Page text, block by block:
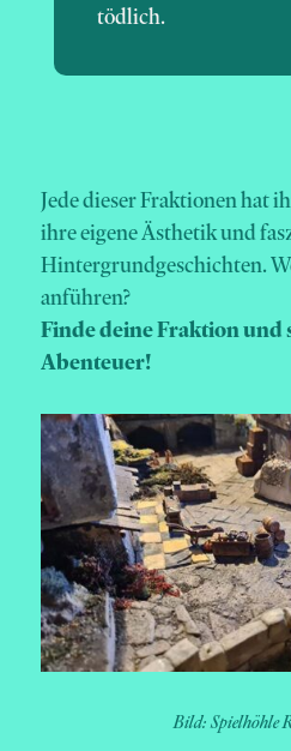
tödlich.
Jede dieser Fraktionen hat
ihre eigene Ästhetik und
Hintergrundgeschichten.
anführen?
Finde deine Fraktion und
Abenteuer!
Bild: Spielhöhle